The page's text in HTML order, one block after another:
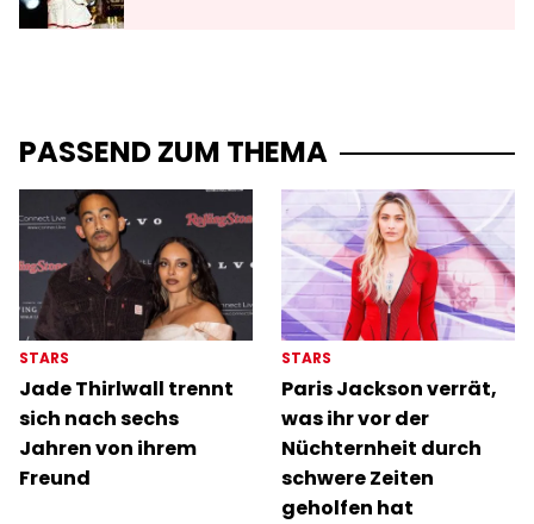
PASSEND ZUM THEMA
STARS
Jade Thirlwall trennt
sich nach sechs
Jahren von ihrem
Freund
STARS
Paris Jackson verrät,
was ihr vor der
Nüchternheit durch
schwere Zeiten
geholfen hat